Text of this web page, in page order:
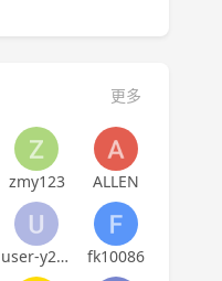
更多
zmy123 ALLEN
user-y21atckpbaddn7 fk10086